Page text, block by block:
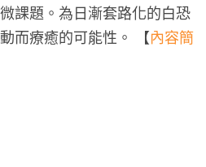
課題。為日漸套路化的白恐
而療癒的可能性。 【內容簡